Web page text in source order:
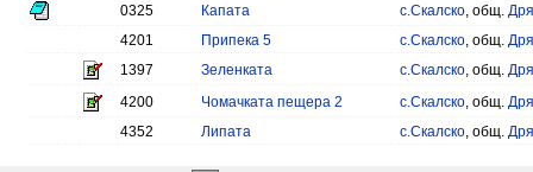
0325
Капата с.Скалско, общ.
4201
Припека 5 с.Скалско, общ.
1397
Зеленката с.Скалско, общ.
4200
Чомачката пещера 2 с.Скалско, общ.
4352
Липата с.Скалско, общ.